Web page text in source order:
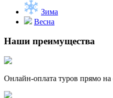
Зима
Весна
Наши преимущества
Онлайн-оплата туров прямо на